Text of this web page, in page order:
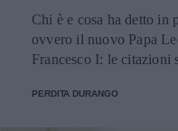
Chi è e cosa ha detto in
ovvero il nuovo Papa
Francesco I: le citazioni
PERDITA DURANGO